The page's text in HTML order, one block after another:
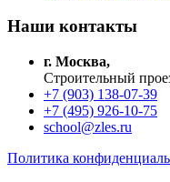
Наши контакты
г. Москва,
Строительный
+7 (903) 138-07-39
+7 (495) 926-10-75
school@zles.ru
Политика